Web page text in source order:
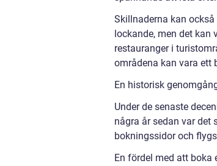
Skillnaderna kan
lockande, men det
restauranger i
områdena kan vara ett
En historisk
Under de senaste
några år sedan var det
bokningssidor och
En fördel med att